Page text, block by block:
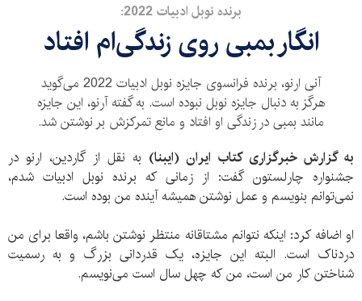
برنده نوبل ادبیات 2022:
انگار بمبی روی زندگی‌ام افتاد
آنی ارنو، برنده فرانسوی جایزه نوبل ادبیات 2022 می‌گوید
هرگز به دنبال جایزه نوبل نبوده است. به گفته آرنو، این جایزه
مانند بمبی در زندگی او افتاد و مانع تمرکزش بر نوشتن شد.
به گزارش خبرگزاری کتاب ایران (ایبنا) به نقل از گاردین، ارنو در
جشنواره چارلستون گفت: از زمانی که برنده نوبل ادبیات شدم،
نمی‌توانم بنویسم و عمل نوشتن همیشه آینده من بوده است.
او اضافه کرد: اینکه نتوانم مشتاقانه منتظر نوشتن باشم، واقعا برای من
دردناک است. البته این جایزه، یک قدردانی بزرگ و به رسمیت
شناختن کار من است، من که چهل سال است می‌نویسم.